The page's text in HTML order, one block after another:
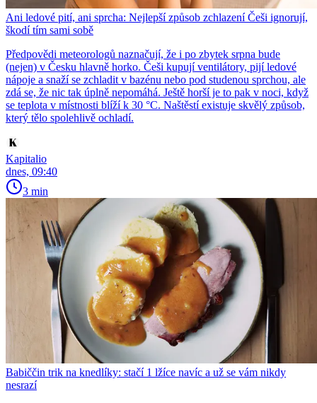
Ani ledové pití, ani sprcha: Nejlepší způsob zchlazení Češi ignorují,
škodí tím sami sobě
Předpovědi meteorologů naznačují, že i po zbytek srpna bude
(nejen) v Česku hlavně horko. Češi kupují ventilátory, pijí ledové
nápoje a snaží se zchladit v bazénu nebo pod studenou sprchou, ale
zdá se, že nic tak úplně nepomáhá. Ještě horší je to pak v noci, když
se teplota v místnosti blíží k 30 °C. Naštěstí existuje skvělý způsob,
který tělo spolehlivě ochladí.
Kapitalio
dnes, 09:40
3 min
Babiččin trik na knedlíky: stačí 1 lžíce navíc a už se vám nikdy
nesrazí